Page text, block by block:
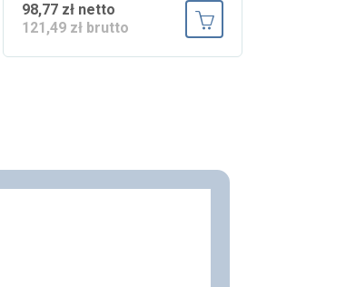
98,77 zł netto
121,49 zł brutto